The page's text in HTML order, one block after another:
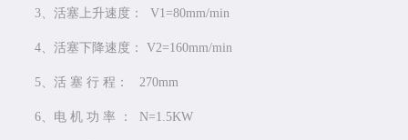
3、活塞上升速度： V1=80mm/min
4、活塞下降速度： V2=160mm/min
5、活 塞 行 程： 270mm
6、电 机 功 率 ： N=1.5KW